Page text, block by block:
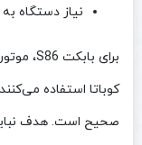
نیاز دستگاه
کوباتا استفاده
صحیح است. هدف